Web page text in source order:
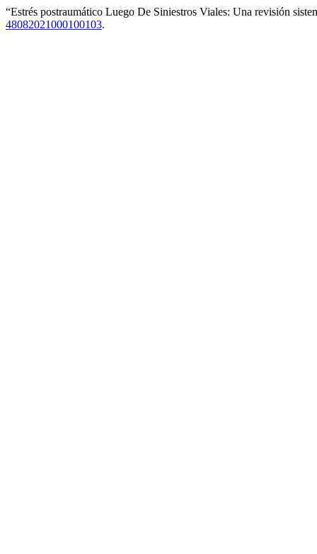
“Estrés postraumático Luego De Siniestros Viales: Una revisión
48082021000100103.